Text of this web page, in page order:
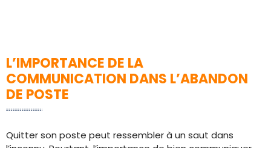
L’IMPORTANCE DE LA
COMMUNICATION DANS L’ABANDON
DE POSTE
Quitter son poste peut ressembler à un saut dans